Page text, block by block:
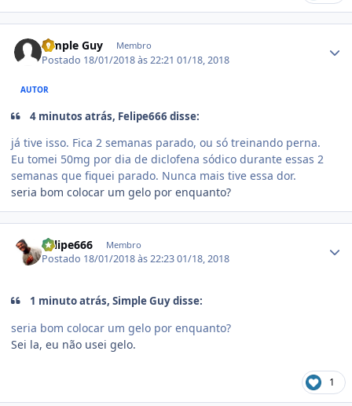
Simple Guy Membro
Postado 18/01/2018 às 22:2101/18, 2018
AUTOR
4 minutos atrás, Felipe666 disse:
já tive isso. Fica 2 semanas parado, ou só treinando perna.
Eu tomei 50mg por dia de diclofena sódico durante essas 2
semanas que fiquei parado. Nunca mais tive essa dor.
seria bom colocar um gelo por enquanto?
Felipe666 Membro
Postado 18/01/2018 às 22:2301/18, 2018
1 minuto atrás, Simple Guy disse:
seria bom colocar um gelo por enquanto?
Sei la, eu não usei gelo.
1